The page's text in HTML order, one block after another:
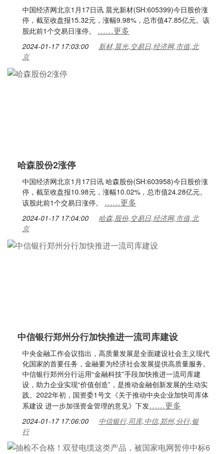
中国经济网北京1月17日讯 晨光新材(SH:605399)今日股价涨
停，截至收盘报15.32元，涨幅9.98%，总市值47.85亿元。该
股此前1个交易日涨停。 ……更多
2024-01-17 17:03:00
新材,晨光,交易日,经济网,市值,北
京
哈森股份2涨停
中国经济网北京1月17日讯 哈森股份(SH:603958)今日股价涨
停，截至收盘报10.98元，涨幅10.02%，总市值24.28亿元。
该股此前1个交易日涨停。 ……更多
2024-01-17 17:04:00
哈森,股份,交易日,经济网,市值,北
京
中信银行郑州分行加快推进一流司库建设
中央金融工作会议指出，高质量发展是全面建设社会主义现代
化国家的首要任务，金融要为经济社会发展提供高质量服务。
中信银行郑州分行运用“金融科技”手段加快推进一流司库建
设，助力企业实现“价值创造”，是推动金融创新发展的生动实
践。2022年初，国资委1号文《关于推动中央企业加快司库体
系建设 进一步加强资金管理的意见》下发……更多
2024-01-17 17:06:00
中信银行,司库,中信,郑州,分行,银
行